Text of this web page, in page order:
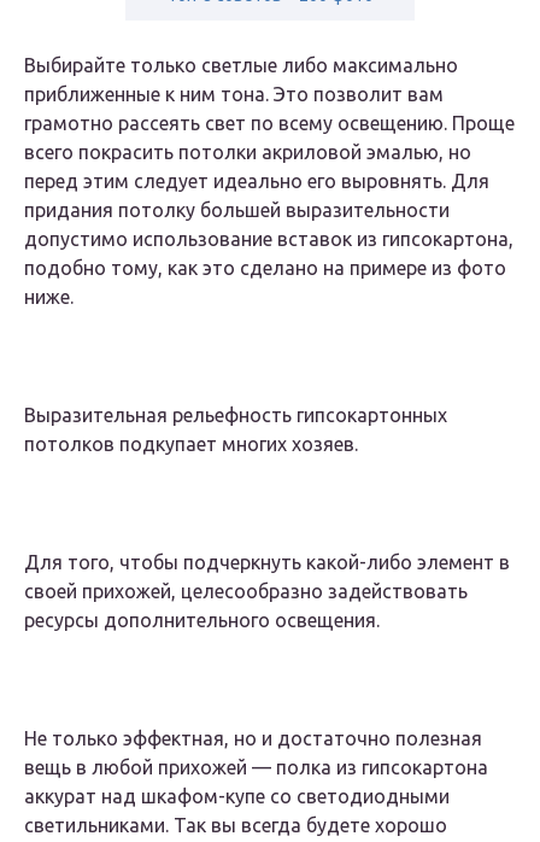
Выбирайте только светлые либо максимально
приближенные к ним тона. Это позволит вам
грамотно рассеять свет по всему освещению. Проще
всего покрасить потолки акриловой эмалью, но
перед этим следует идеально его выровнять. Для
придания потолку большей выразительности
допустимо использование вставок из гипсокартона,
подобно тому, как это сделано на примере из фото
ниже.
Выразительная рельефность гипсокартонных
потолков подкупает многих хозяев.
Для того, чтобы подчеркнуть какой-либо элемент в
своей прихожей, целесообразно задействовать
ресурсы дополнительного освещения.
Не только эффектная, но и достаточно полезная
вещь в любой прихожей — полка из гипсокартона
аккурат над шкафом-купе со светодиодными
светильниками. Так вы всегда будете хорошо